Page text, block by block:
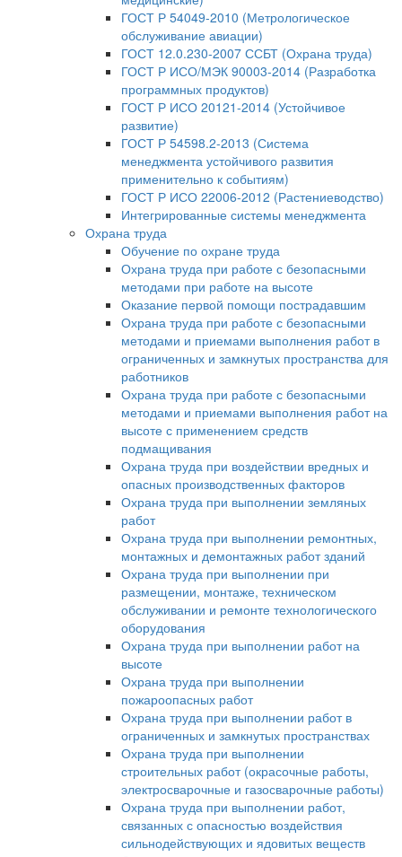
ГОСТ Р 54049-2010 (Метрологическое
обслуживание авиации)
ГОСТ 12.0.230-2007 ССБТ (Охрана труда)
ГОСТ Р ИСО/МЭК 90003-2014 (Разработка
программных продуктов)
ГОСТ Р ИСО 20121-2014 (Устойчивое
развитие)
ГОСТ Р 54598.2-2013 (Система
менеджмента устойчивого развития
применительно к событиям)
ГОСТ Р ИСО 22006-2012 (Растениеводство)
Интегрированные системы менеджмента
Охрана труда
Обучение по охране труда
Охрана труда при работе с безопасными
методами при работе на высоте
Оказание первой помощи пострадавшим
Охрана труда при работе с безопасными
методами и приемами выполнения работ в
ограниченных и замкнутых пространства для
работников
Охрана труда при работе с безопасными
методами и приемами выполнения работ на
высоте с применением средств
подмащивания
Охрана труда при воздействии вредных и
опасных производственных факторов
Охрана труда при выполнении земляных
работ
Охрана труда при выполнении ремонтных,
монтажных и демонтажных работ зданий
Охрана труда при выполнении при
размещении, монтаже, техническом
обслуживании и ремонте технологического
оборудования
Охрана труда при выполнении работ на
высоте
Охрана труда при выполнении
пожароопасных работ
Охрана труда при выполнении работ в
ограниченных и замкнутых пространствах
Охрана труда при выполнении
строительных работ (окрасочные работы,
электросварочные и газосварочные работы)
Охрана труда при выполнении работ,
связанных с опасностью воздействия
сильнодействующих и ядовитых веществ